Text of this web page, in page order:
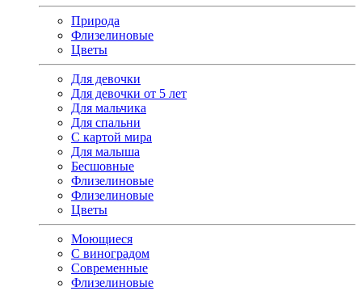
Природа
Флизелиновые
Цветы
Для девочки
Для девочки от 5 лет
Для мальчика
Для спальни
С картой мира
Для малыша
Бесшовные
Флизелиновые
Флизелиновые
Цветы
Моющиеся
С виноградом
Современные
Флизелиновые